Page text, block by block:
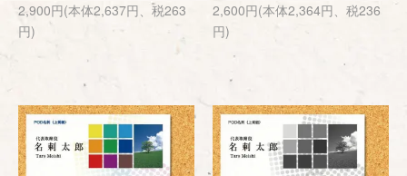
2,900円(本体2,637円、税263
円)
2,600円(本体2,364円、税236
円)